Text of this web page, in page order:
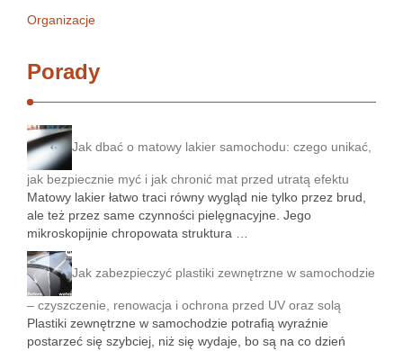
Organizacje
Porady
Jak dbać o matowy lakier samochodu: czego unikać,
jak bezpiecznie myć i jak chronić mat przed utratą efektu
Matowy lakier łatwo traci równy wygląd nie tylko przez brud,
ale też przez same czynności pielęgnacyjne. Jego
mikroskopijnie chropowata struktura …
Jak zabezpieczyć plastiki zewnętrzne w samochodzie
– czyszczenie, renowacja i ochrona przed UV oraz solą
Plastiki zewnętrzne w samochodzie potrafią wyraźnie
postarzeć się szybciej, niż się wydaje, bo są na co dzień